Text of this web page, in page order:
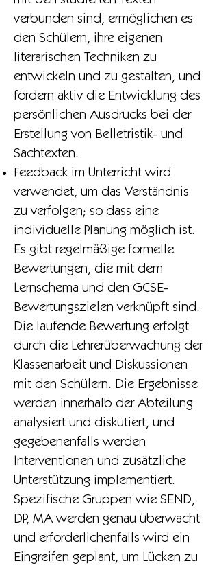
verbunden sind, ermöglichen es
den Schülern, ihre eigenen
literarischen Techniken zu
entwickeln und zu gestalten, und
fördern aktiv die Entwicklung des
persönlichen Ausdrucks bei der
Erstellung von Belletristik- und
Sachtexten.
Feedback im Unterricht wird
verwendet, um das Verständnis
zu verfolgen; so dass eine
individuelle Planung möglich ist.
Es gibt regelmäßige formelle
Bewertungen, die mit dem
Lernschema und den GCSE-
Bewertungszielen verknüpft sind.
Die laufende Bewertung erfolgt
durch die Lehrerüberwachung der
Klassenarbeit und Diskussionen
mit den Schülern. Die Ergebnisse
werden innerhalb der Abteilung
analysiert und diskutiert, und
gegebenenfalls werden
Interventionen und zusätzliche
Unterstützung implementiert.
Spezifische Gruppen wie SEND,
DP, MA werden genau überwacht
und erforderlichenfalls wird ein
Eingreifen geplant, um Lücken zu